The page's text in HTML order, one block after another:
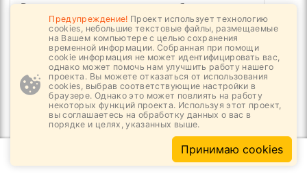
Вместе с тем. проведение любых опросов
во время проведения ОСЧ никак не
запрещается. Отличие опроса лишь в том,
что по нему не принимается решения как
на ОСЧ.
Второе. Нет нигде запрета выносить любой
вопрос на ОСЧ, даже если бы вынесли
вопрос о поддержке изменений в
Конституцию. Тут полная свобода у НКО.
Вы говорите о ничтожности - да
Предупреждение! Проект использует технологию
cookies, небольшие текстовые файлы, размещаемые
на Вашем компьютере с целью сохранения
временной информации. Собранная при помощи
cookie информация не может идентифицировать вас,
однако может помочь нам улучшить работу нашего
проекта. Вы можете отказаться от использования
cookies, выбрав соответствующие настройки в
браузере. Однако это может повлиять на работу
некоторых функций проекта. Используя этот проект,
вы соглашаетесь на обработку данных о вас в
порядке и целях, указанных выше.
Принимаю cookies